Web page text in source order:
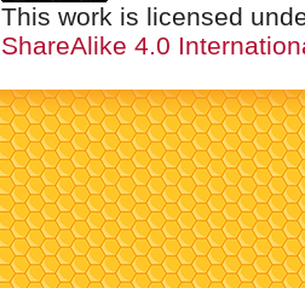
This work is licensed
ShareAlike 4.0